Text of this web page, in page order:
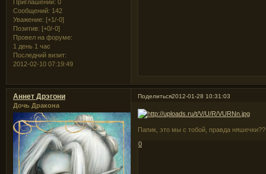
Приглашений: 0
Сообщений: 142
Уважение: [+1/-0]
Позитив: [+0/-0]
Провел на форуме:
1 день 1 час
Последний визит:
2012-02-10 07:19:49
Поделиться2012-01-28 10:31:03
Аннет Дрэгони
Дочь Дракона
Папик, это мы с тобой, правда няшечки??
0